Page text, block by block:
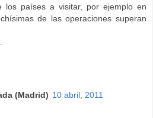
los países a visitar, por ejemplo en
de las operaciones superan
(Madrid) 10 abril, 2011